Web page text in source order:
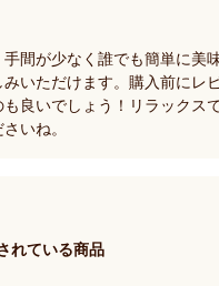
間が少なく誰でも簡単に美
みいただけます。購入前にレ
良いでしょう！リラックス
いね。
れている商品